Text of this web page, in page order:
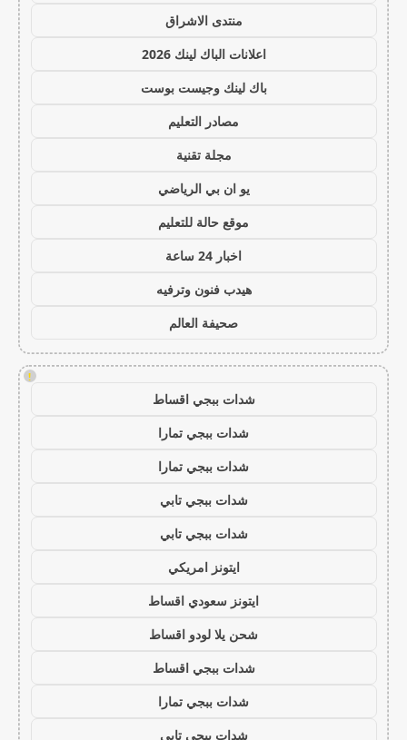
منتدى الاشراق
اعلانات الباك لينك 2026
باك لينك وجيست بوست
مصادر التعليم
مجلة تقنية
يو ان بي الرياضي
موقع حالة للتعليم
اخبار 24 ساعة
هيدب فنون وترفيه
صحيفة العالم
!
شدات ببجي اقساط
شدات ببجي تمارا
شدات ببجي تمارا
شدات ببجي تابي
شدات ببجي تابي
ايتونز امريكي
ايتونز سعودي اقساط
شحن يلا لودو اقساط
شدات ببجي اقساط
شدات ببجي تمارا
شدات ببجي تابي